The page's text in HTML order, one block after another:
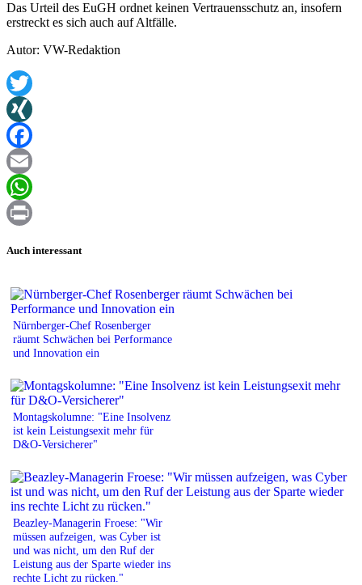
Das Urteil des EuGH ordnet keinen Vertrauensschutz an, insofern
erstreckt es sich auch auf Altfälle.
Autor: VW-Redaktion
Twitter
XING
Facebook
Email
WhatsApp
Auch interessant
Nürnberger-Chef Rosenberger
räumt Schwächen bei Performance
und Innovation ein
Montagskolumne: "Eine Insolvenz
ist kein Leistungsexit mehr für
D&O-Versicherer"
Beazley-Managerin Froese: "Wir
müssen aufzeigen, was Cyber ist
und was nicht, um den Ruf der
Leistung aus der Sparte wieder ins
rechte Licht zu rücken."